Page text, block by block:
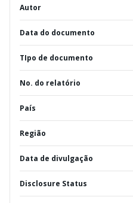
Autor
Data do documento
TIpo de documento
No. do relatório
País
Região
Data de divulgação
Disclosure Status